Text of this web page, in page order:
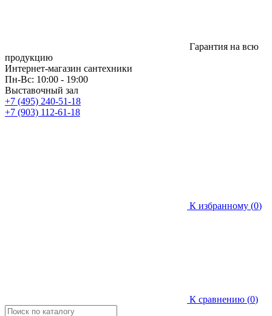
Гарантия на всю
продукцию
Интернет-магазин сантехники
Пн-Вс: 10:00 - 19:00
Выставочный зал
+7 (495) 240-51-18
+7 (903) 112-61-18
К избранному (0)
К сравнению (0)